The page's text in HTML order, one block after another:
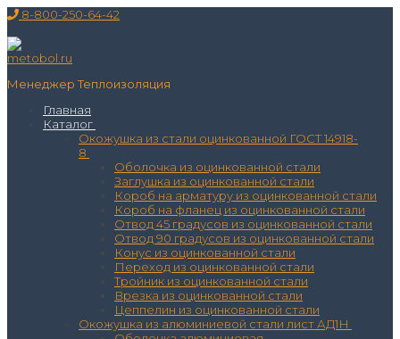
Перейти
содержимому
Меню
Закрыть
8-800-250-64-42
Менеджер Теплоизоляция
Главная
Каталог
Окожушка из стали оцинкованной ГОСТ 14918-
8
Оболочка из оцинкованной стали
Заглушка из оцинкованной стали
Короб на арматуру из оцинкованной стали
Короб на фланец из оцинкованной стали
Отвод 45 градусов из оцинкованной стали
Отвод 90 градусов из оцинкованной стали
Конус из оцинкованной стали
Переход из оцинкованной стали
Тройник из оцинкованной стали
Врезка из оцинкованной стали
Цеппелин из оцинкованной стали
Окожушка из алюминиевой стали лист АД1Н